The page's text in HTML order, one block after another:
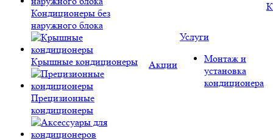
Кондиционеры без
наружного блока
Крышные кондиционеры
Прецизионные
кондиционеры
Акции
Услуги
Монтаж и
установка
кондиционера